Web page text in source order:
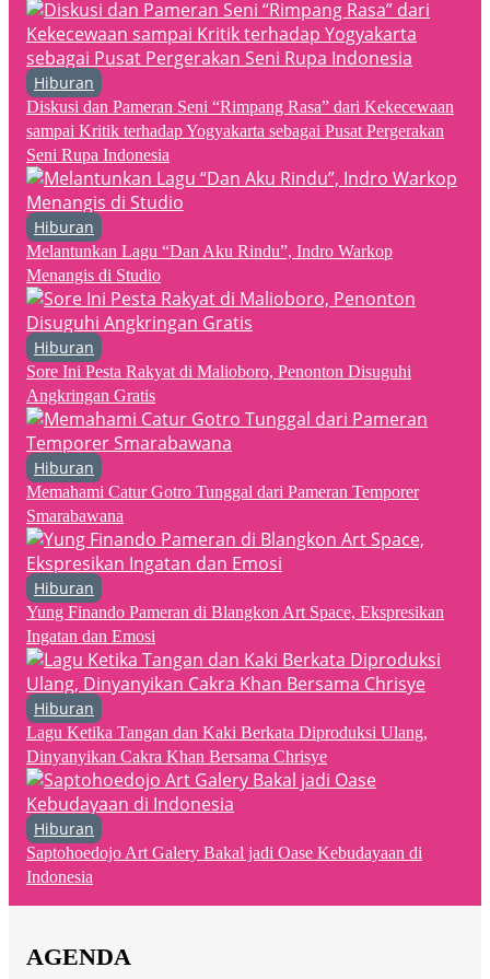
Hiburan
Diskusi dan Pameran Seni “Rimpang Rasa” dari Kekecewaan
sampai Kritik terhadap Yogyakarta sebagai Pusat Pergerakan
Seni Rupa Indonesia
Hiburan
Melantunkan Lagu “Dan Aku Rindu”, Indro Warkop
Menangis di Studio
Hiburan
Sore Ini Pesta Rakyat di Malioboro, Penonton Disuguhi
Angkringan Gratis
Hiburan
Memahami Catur Gotro Tunggal dari Pameran Temporer
Smarabawana
Hiburan
Yung Finando Pameran di Blangkon Art Space, Ekspresikan
Ingatan dan Emosi
Hiburan
Lagu Ketika Tangan dan Kaki Berkata Diproduksi Ulang,
Dinyanyikan Cakra Khan Bersama Chrisye
Hiburan
Saptohoedojo Art Galery Bakal jadi Oase Kebudayaan di
Indonesia
AGENDA